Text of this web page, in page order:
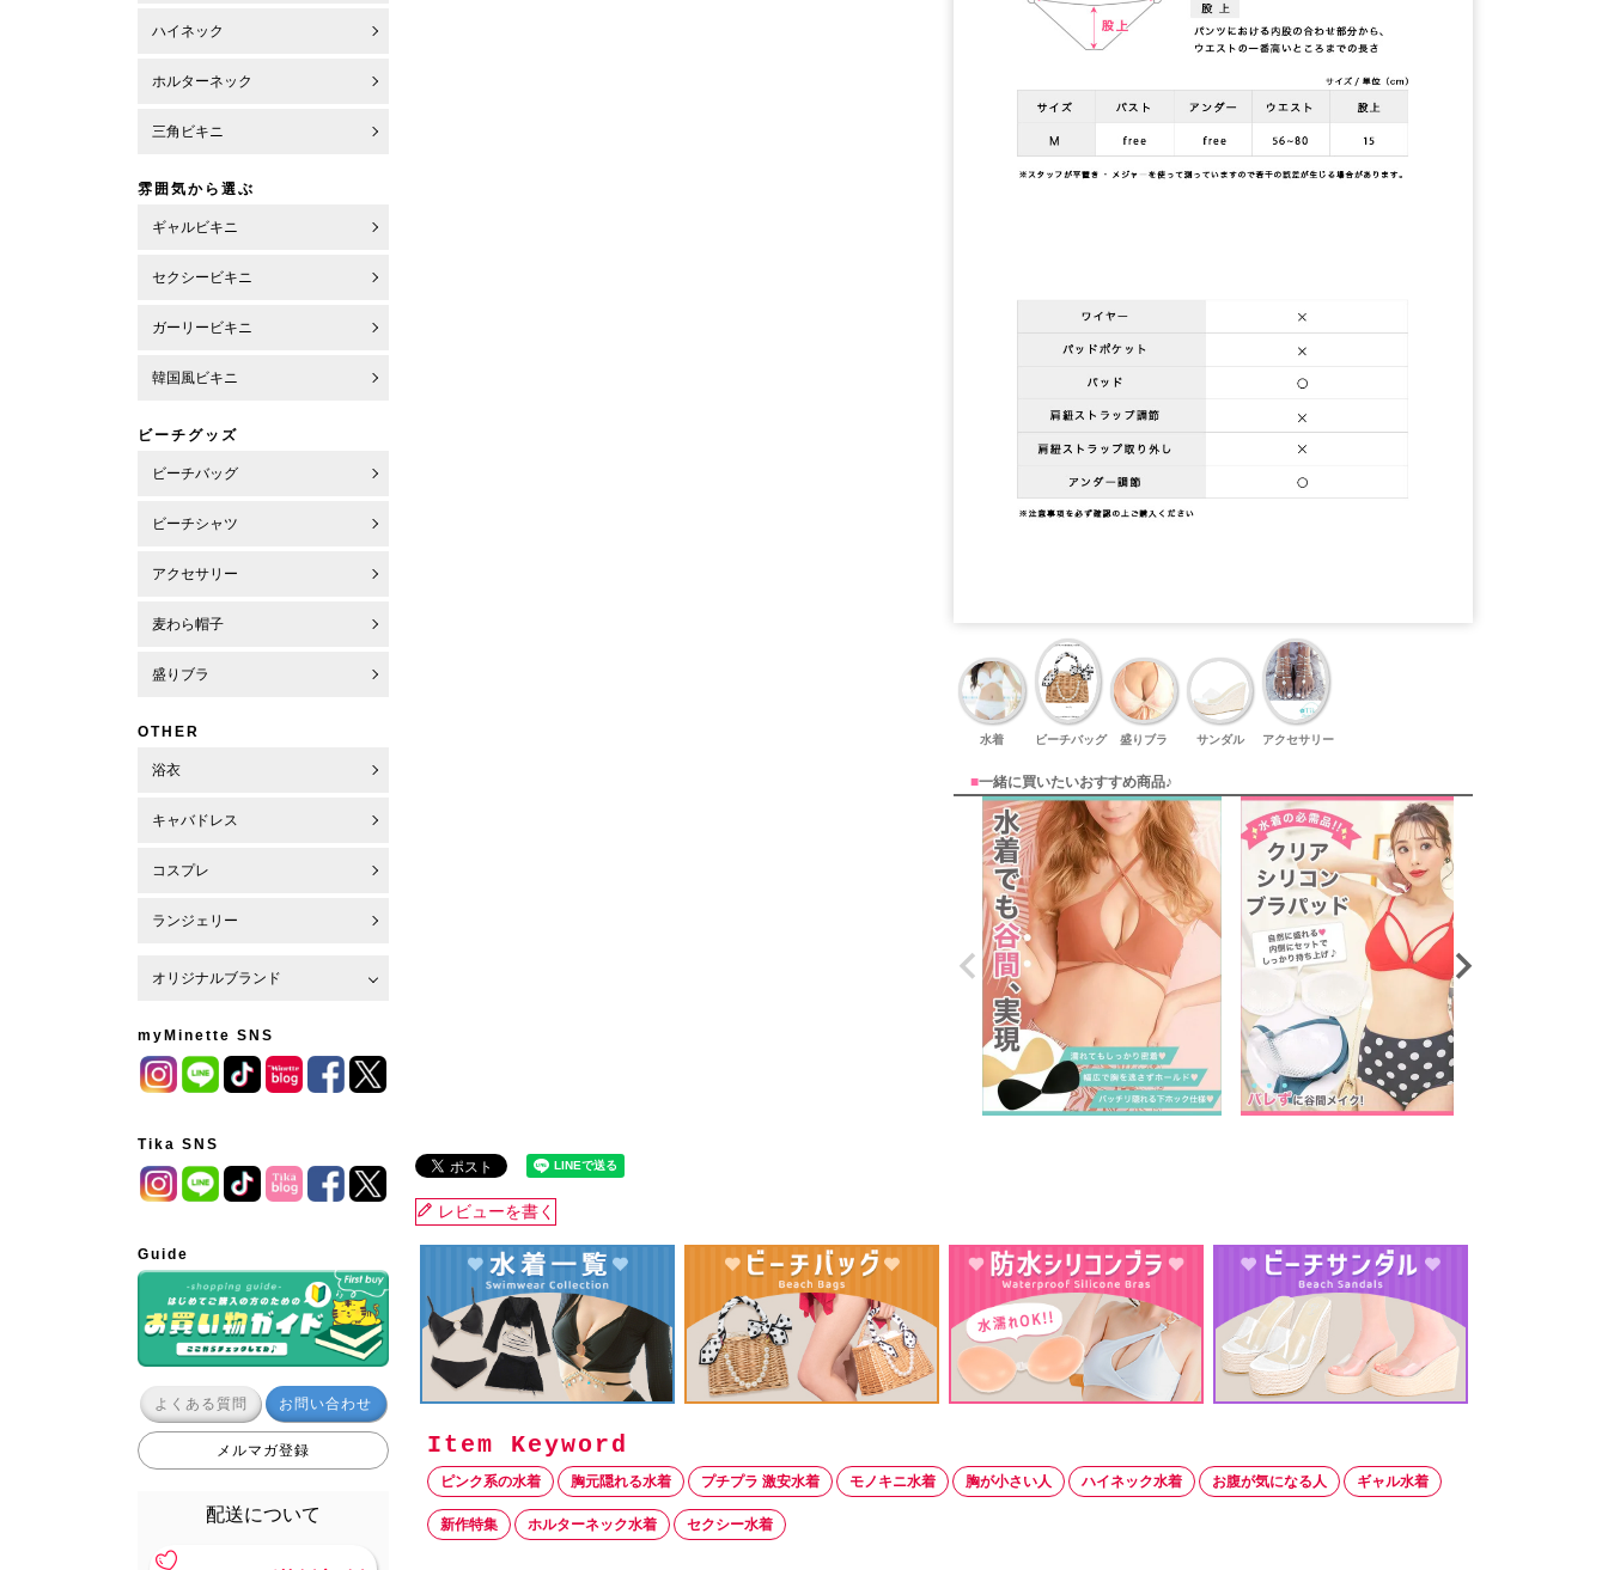
ハイネック
ホルターネック
三角ビキニ
雰囲気から選ぶ
ギャルビキニ
セクシービキニ
ガーリービキニ
韓国風ビキニ
ビーチグッズ
ビーチバッグ
ビーチシャツ
アクセサリー
麦わら帽子
盛りブラ
OTHER
浴衣
キャバドレス
コスプレ
ランジェリー
オリジナルブランド
myMinette SNS
Tika SNS
Guide
よくある質問 お問い合わせ
メルマガ登録
配送について
水着 ビーチバッグ 盛りブラ サンダル アクセサリー
■一緒に買いたいおすすめ商品♪
レビューを書く
ピンク系の水着 胸元隠れる水着 プチプラ 激安水着 モノキニ水着 胸が小さい人 ハイネック水着 お腹が気になる人 ギャル水着
新作特集 ホルターネック水着 セクシー水着